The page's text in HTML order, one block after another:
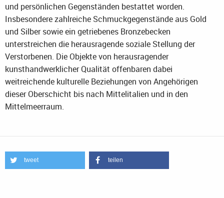
und persönlichen Gegenständen bestattet worden.
Insbesondere zahlreiche Schmuckgegenstände aus Gold
und Silber sowie ein getriebenes Bronzebecken
unterstreichen die herausragende soziale Stellung der
Verstorbenen. Die Objekte von herausragender
kunsthandwerklicher Qualität offenbaren dabei
weitreichende kulturelle Beziehungen von Angehörigen
dieser Oberschicht bis nach Mittelitalien und in den
Mittelmeerraum.
tweet teilen